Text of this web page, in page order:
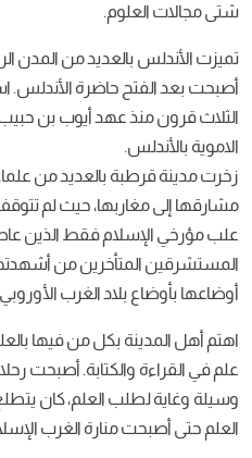
شتى مجالات العلوم.
تميزت الأندلس بالعديد من المدن
أصبحت بعد الفتح حاضرة الأندلس.
الثلاث قرون منذ عهد أيوب بن
الاموية بالأندلس.
زخرت مدينة قرطبة بالعديد من
مشارقها إلى مغاربها، حيث لم
علب مؤرخي الإسلام فقط الذين
المستشرقين المتأخرين من
أوضاعها بأوضاع بلاد الغرب
اهتم أهل المدينة بكل من فيها
علم في القراءة والكتابة. أصبحت
وسيلة وغاية لطلب العلم، كان
العلم حتى أصبحت منارة الغرب